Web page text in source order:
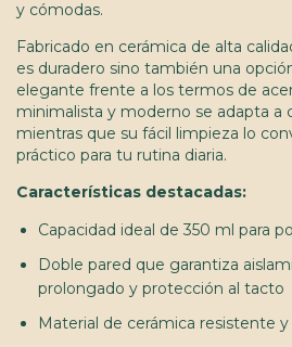
y cómodas.
Fabricado en cerámica de alta
es duradero sino también una
elegante frente a los termos de
minimalista y moderno se adapta a
mientras que su fácil limpieza lo
práctico para tu rutina diaria.
Características destacadas:
Capacidad ideal de 350 ml para
Doble pared que garantiza
prolongado y protección al tacto
Material de cerámica resistente